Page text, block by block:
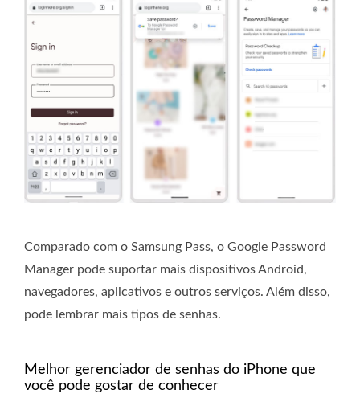
Comparado com o Samsung Pass, o Google Password
Manager pode suportar mais dispositivos Android,
navegadores, aplicativos e outros serviços. Além disso,
pode lembrar mais tipos de senhas.
Melhor gerenciador de senhas do iPhone que
você pode gostar de conhecer